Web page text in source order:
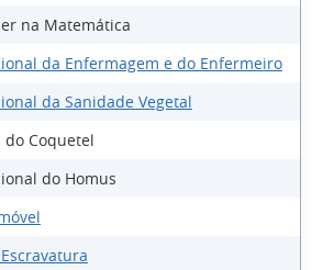
na Matemática
da Enfermagem e do Enfermeiro
da Sanidade Vegetal
Coquetel
do Homus